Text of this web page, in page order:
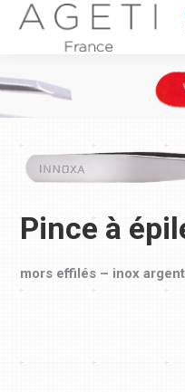
Pince à
mors effilés – inox